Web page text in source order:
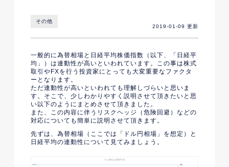
その他
2019-01-09 更新
一般的に為替相場と日経平均株価指数（以下、「日経平
均」）は連動性が高いといわれています。この事は株式
取引やFXを行う投資家にとっても大変重要なファクタ
ーとなります。
ただ連動性が高いといわれても理解しづらいと思いま
す。そこで、少しわかりやすく説明させて頂きたいと思
い以下のようにまとめさせて頂きました。
また、この内容に伴うリスクヘッジ（危険回避）などの
対応についても簡単に説明させて頂きます。
先ずは、為替相場（ここでは「ドル円相場」を想定）と
日経平均の連動性について見てみましょう。